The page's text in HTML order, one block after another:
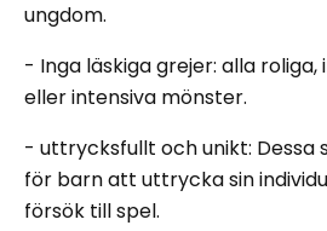
ungdom.
- Inga läskiga grejer: alla
eller intensiva mönster.
- uttrycksfullt och unikt: Dessa
för barn att uttrycka sin
försök till spel.